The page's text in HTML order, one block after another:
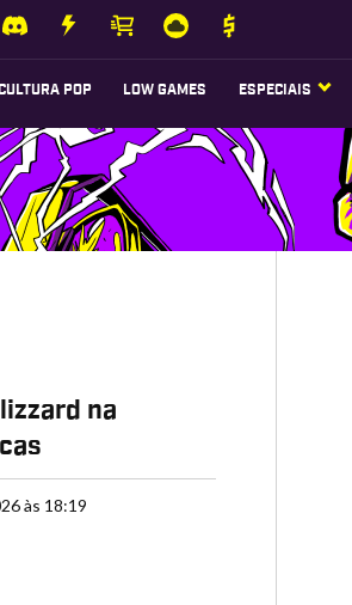
POP LOW GAMES ESPECIAIS
na
às 18:19